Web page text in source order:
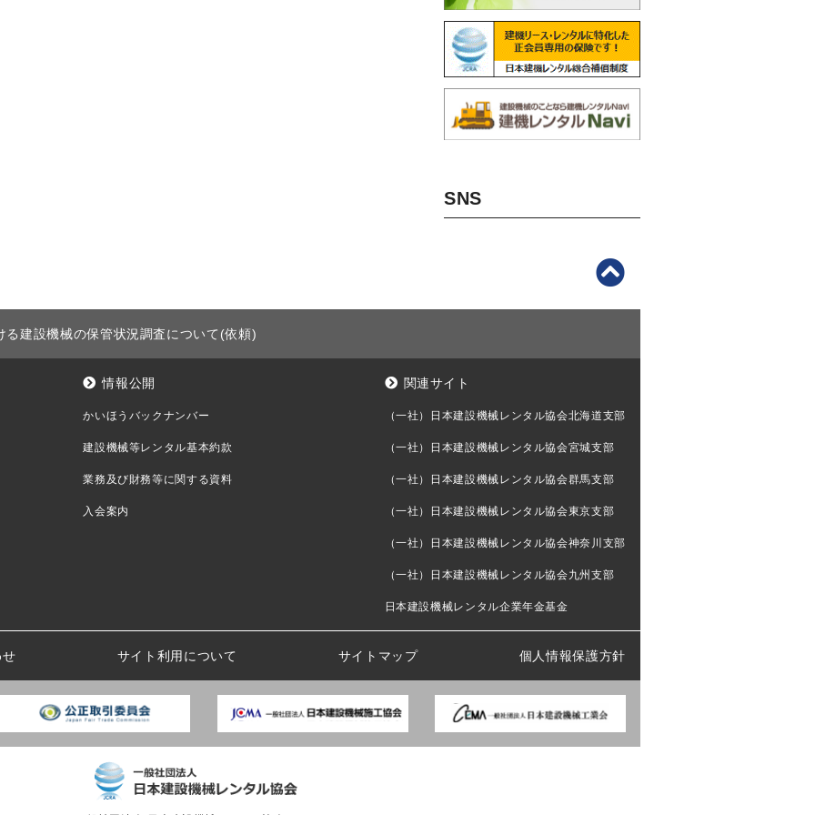
SNS
る建設機械の保管状況調査について(依頼)
情報公開
かいほうバックナンバー
建設機械等レンタル基本約款
業務及び財務等に関する資料
入会案内
関連サイト
（一社）日本建設機械レンタル協会北海道支部
（一社）日本建設機械レンタル協会宮城支部
（一社）日本建設機械レンタル協会群馬支部
（一社）日本建設機械レンタル協会東京支部
（一社）日本建設機械レンタル協会神奈川支部
（一社）日本建設機械レンタル協会九州支部
日本建設機械レンタル企業年金基金
サイト利用について サイトマップ 個人情報保護方針